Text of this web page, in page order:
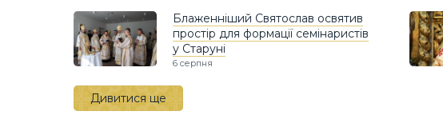
Блаженніший Святослав освятив
простір для формації семінаристів
у Старуні
6 серпня
Дивитися ще